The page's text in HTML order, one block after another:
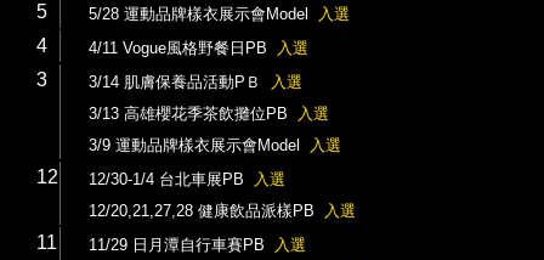
5 5/28 運動品牌樣衣展示會Model 入選
4 4/11 Vogue風格野餐日PB 入選
3 3/14 肌膚保養品活動PＢ
入選
3/13 高雄櫻花季茶飲攤位PB
入選
3/9 運動品牌樣衣展示會Model
入選
12 12/30-1/4 台北車展PB
入選
12/20,21,27,28 健康飲品派樣PB
入選
11 11/29 日月潭自行車賽PB
入選